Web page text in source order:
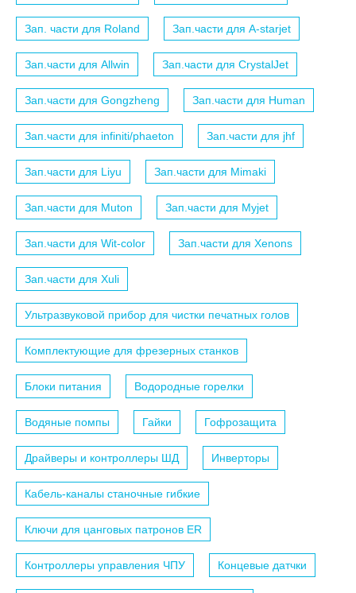
Зап. части для Roland Зап.части для A-starjet
Зап.части для Allwin Зап.части для CrystalJet
Зап.части для Gongzheng Зап.части для Human
Зап.части для infiniti/phaeton Зап.части для jhf
Зап.части для Liyu Зап.части для Mimaki
Зап.части для Muton Зап.части для Myjet
Зап.части для Wit-color Зап.части для Xenons
Зап.части для Xuli
Ультразвуковой прибор для чистки печатных голов
Комплектующие для фрезерных станков
Блоки питания Водородные горелки
Водяные помпы Гайки Гофрозащита
Драйверы и контроллеры ШД Инверторы
Кабель-каналы станочные гибкие
Ключи для цанговых патронов ER
Контроллеры управления ЧПУ Концевые датчки